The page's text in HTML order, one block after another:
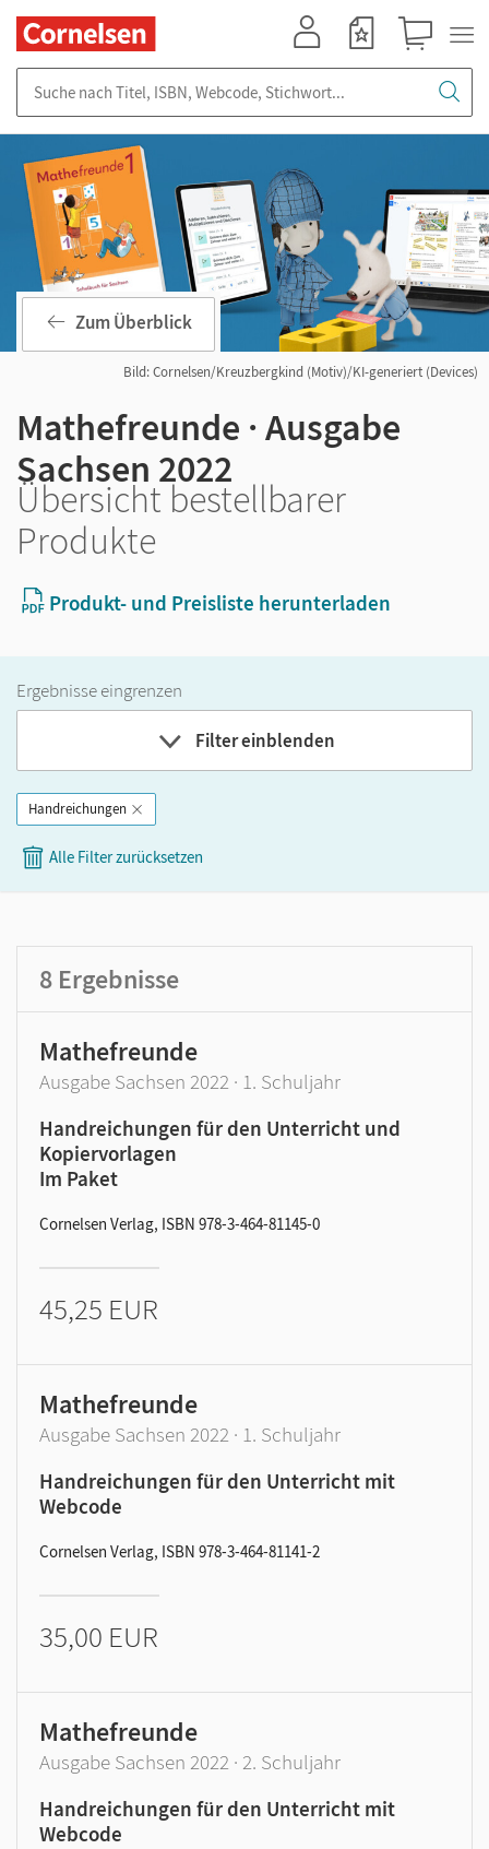
Bild: Cornelsen/Kreuzbergkind (Motiv)/KI-generiert (Devices)
Zum Überblick
Mathefreunde · Ausgabe
Sachsen 2022
Übersicht bestellbarer
Produkte
Produkt- und Preisliste herunterladen
Ergebnisse eingrenzen
Filter einblenden
Band
GER-Niveau
Handreichungen
Alle Filter zurücksetzen
8 Ergebnisse
Mathefreunde
Ausgabe Sachsen 2022 · 1. Schuljahr
Handreichungen für den Unterricht und
Kopiervorlagen
Im Paket
Cornelsen Verlag, ISBN 978-3-464-81145-0
45,25 EUR
Mathefreunde
Ausgabe Sachsen 2022 · 1. Schuljahr
Handreichungen für den Unterricht mit
Webcode
Cornelsen Verlag, ISBN 978-3-464-81141-2
35,00 EUR
Mathefreunde
Ausgabe Sachsen 2022 · 2. Schuljahr
Handreichungen für den Unterricht mit
Webcode